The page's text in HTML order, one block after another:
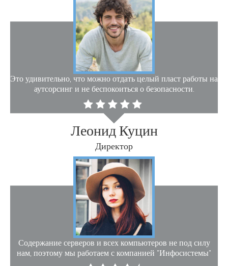
Это удивительно, что можно отдать целый пласт работы на
аутсорсинг и не беспокоиться о безопасности.
Леонид Куцин
Директор
Содержание серверов и всех компьютеров не под силу
нам, поэтому мы работаем с компанией "Инфосистемы"